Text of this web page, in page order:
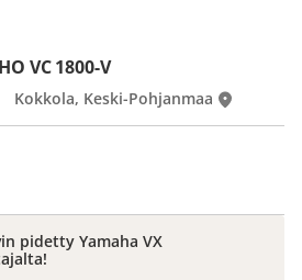
VC 1800-V
Kokkola, Keski-Pohjanmaa
pidetty Yamaha VX